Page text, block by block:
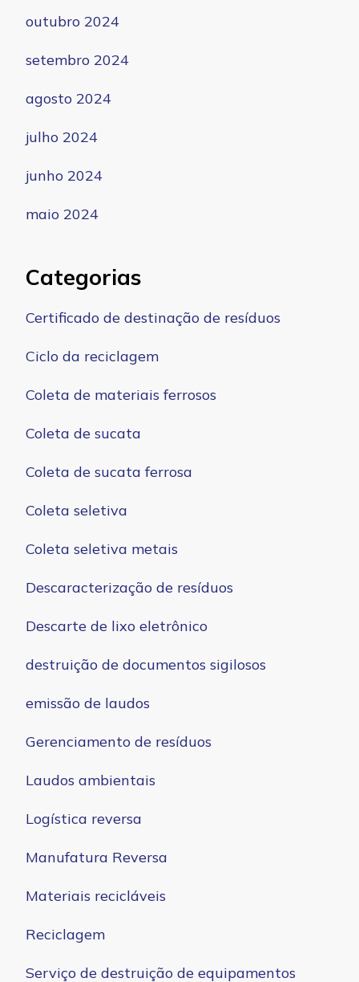
outubro 2024
setembro 2024
agosto 2024
julho 2024
junho 2024
maio 2024
Categorias
Certificado de destinação de resíduos
Ciclo da reciclagem
Coleta de materiais ferrosos
Coleta de sucata
Coleta de sucata ferrosa
Coleta seletiva
Coleta seletiva metais
Descaracterização de resíduos
Descarte de lixo eletrônico
destruição de documentos sigilosos
emissão de laudos
Gerenciamento de resíduos
Laudos ambientais
Logística reversa
Manufatura Reversa
Materiais recicláveis
Reciclagem
Serviço de destruição de equipamentos